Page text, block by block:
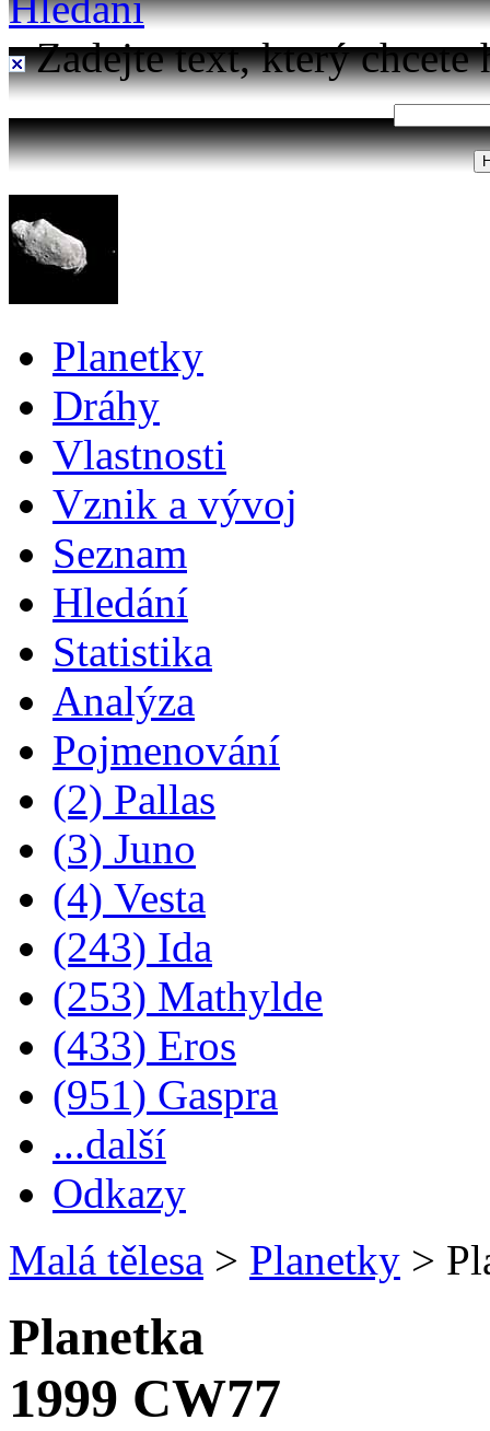
Zadejte text, který chcete
Planetky
Dráhy
Vlastnosti
Vznik a vývoj
Seznam
Hledání
Statistika
Analýza
Pojmenování
(2) Pallas
(3) Juno
(4) Vesta
(243) Ida
(253) Mathylde
(433) Eros
(951) Gaspra
...další
Odkazy
Malá tělesa > Planetky >
Planetka
1999 CW77